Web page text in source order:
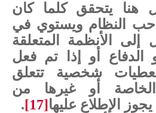
هنا يتحقق كلما كان
النظام ويستوي في
الأنظمة المتعلقة
الدفاع أو إذا تم فعل
شخصية تتعلق
أو غيرها من
الإطلاع عليها[17]
.